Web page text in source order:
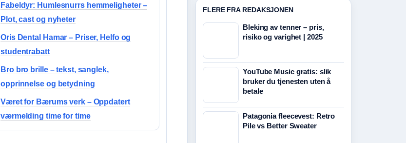
Fabeldyr: Humlesnurrs hemmeligheter –
Plot, cast og nyheter
Oris Dental Hamar – Priser, Helfo og
studentrabatt
Bro bro brille – tekst, sanglek,
opprinnelse og betydning
Været for Bærums verk – Oppdatert
værmelding time for time
FLERE FRA REDAKSJONEN
Bleking av tenner – pris,
risiko og varighet | 2025
YouTube Music gratis: slik
bruker du tjenesten uten å
betale
Patagonia fleecevest: Retro
Pile vs Better Sweater